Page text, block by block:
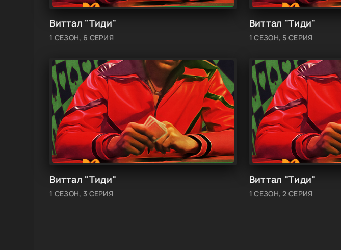
Виттал "Тиди"
1 СЕЗОН, 6 СЕРИЯ
Виттал "Тиди"
1 СЕЗОН, 5 СЕРИЯ
Виттал "Тиди"
1 СЕЗОН, 3 СЕРИЯ
Виттал "Тиди"
1 СЕЗОН, 2 СЕРИЯ